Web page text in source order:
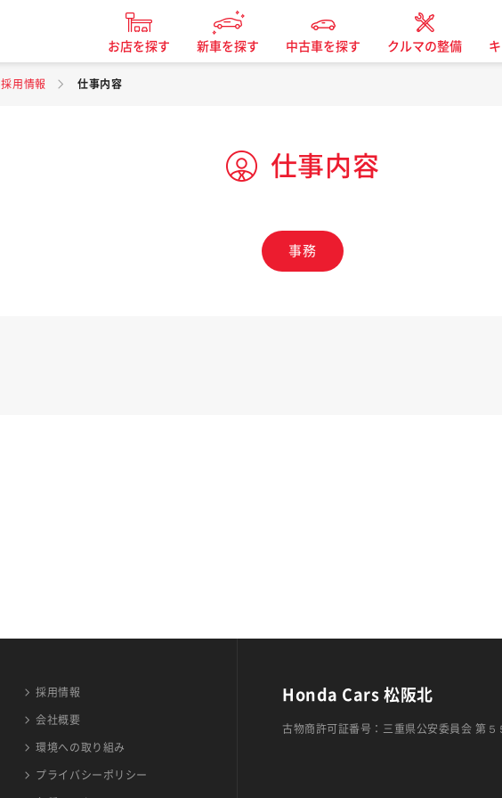
お店を探す 新車を探す 中古車を探す クルマの整備
採用情報 仕事内容
仕事内容
事務
採用情報
会社概要
環境への取り組み
プライバシーポリシー
Honda Cars 松阪北
古物商許可証番号：三重県公安委員会 第